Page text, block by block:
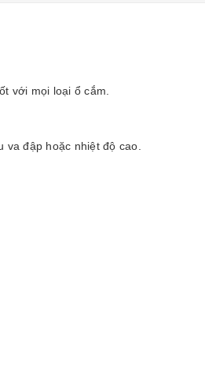
với mọi loại ổ cắm.
đập hoặc nhiệt độ cao.